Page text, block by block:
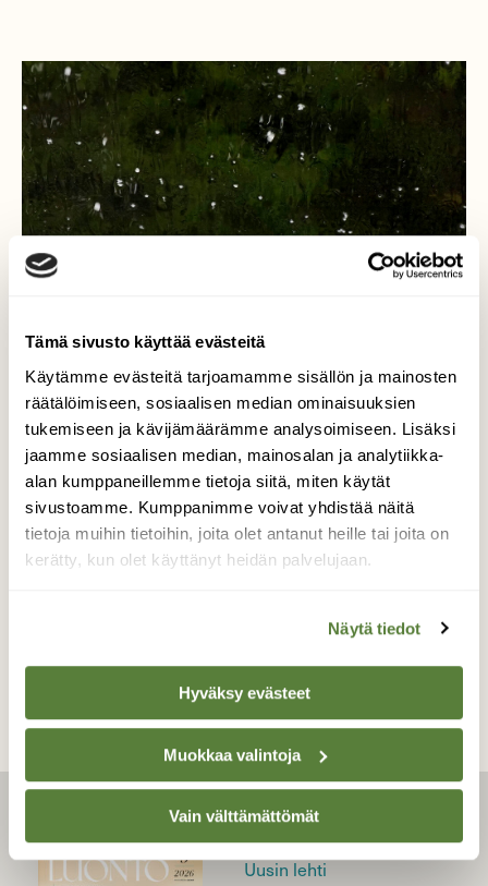
Tämä sivusto käyttää evästeitä
Käytämme evästeitä tarjoamamme sisällön ja mainosten
räätälöimiseen, sosiaalisen median ominaisuuksien
tukemiseen ja kävijämäärämme analysoimiseen. Lisäksi
jaamme sosiaalisen median, mainosalan ja analytiikka-
alan kumppaneillemme tietoja siitä, miten käytät
sivustoamme. Kumppanimme voivat yhdistää näitä
tietoja muihin tietoihin, joita olet antanut heille tai joita on
kerätty, kun olet käyttänyt heidän palvelujaan.
Näytä tiedot
Hyväksy evästeet
Muokkaa valintoja
Vain välttämättömät
polkualuontoon-
Raekuuro yllätti.
Valokuvaaja: Arja Valtonen, Pesäkallion ls.alue
Lahti 3.5.2025
TAKAISIN LISTAAN
LEHTI
Uusin lehti